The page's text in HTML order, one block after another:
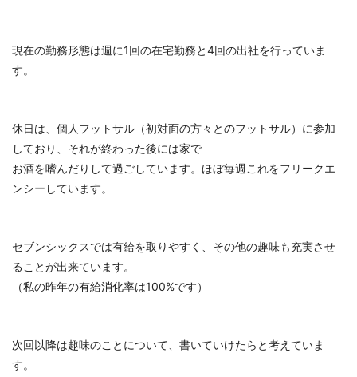
現在の勤務形態は週に1回の在宅勤務と4回の出社を行っていま
す。
休日は、個人フットサル（初対面の方々とのフットサル）に参加
しており、それが終わった後には家で
お酒を嗜んだりして過ごしています。ほぼ毎週これをフリークエ
ンシーしています。
セブンシックスでは有給を取りやすく、その他の趣味も充実させ
ることが出来ています。
（私の昨年の有給消化率は100%です）
次回以降は趣味のことについて、書いていけたらと考えていま
す。